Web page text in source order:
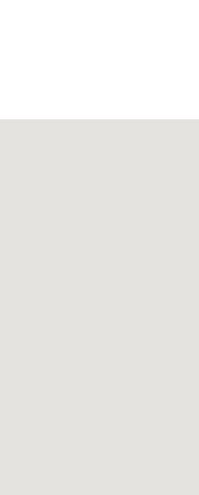
Sternwarten